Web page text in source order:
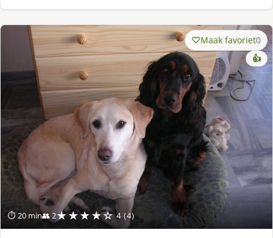
⏱ 20 min👥 2★★★★☆ 4 (4)
Maak favoriet0
👍